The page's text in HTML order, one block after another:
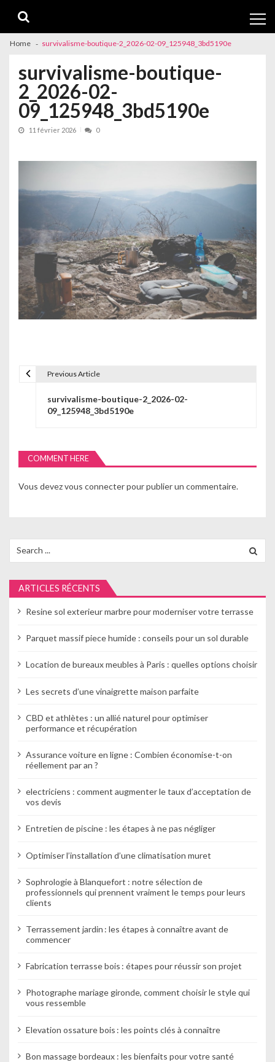
navigation
content
Home survivalisme-boutique-2_2026-02-09_125948_3bd5190e
survivalisme-boutique-
2_2026-02-
09_125948_3bd5190e
11 février 2026 0
i
g
a
i
o
n
d
’
a
r
i
e
Previous Article
survivalisme-boutique-2_2026-02-
09_125948_3bd5190e
COMMENT HERE
Vous devezvous connecterpour publier un commentaire.
for:
ARTICLES RÉCENTS
Resine sol exterieur marbre pour moderniser votre terrasse
Parquet massif piece humide : conseils pour un sol durable
Location de bureaux meubles à Paris : quelles options choisir
Les secrets d’une vinaigrette maison parfaite
CBD et athlètes : un allié naturel pour optimiser
performance et récupération
Assurance voiture en ligne : Combien économise-t-on
réellement par an ?
electriciens : comment augmenter le taux d’acceptation de
vos devis
Entretien de piscine : les étapes à ne pas négliger
Optimiser l’installation d’une climatisation muret
Sophrologie à Blanquefort : notre sélection de
professionnels qui prennent vraiment le temps pour leurs
clients
Terrassement jardin : les étapes à connaître avant de
commencer
Fabrication terrasse bois : étapes pour réussir son projet
Photographe mariage gironde, comment choisir le style qui
vous ressemble
Elevation ossature bois : les points clés à connaître
Bon massage bordeaux : les bienfaits pour votre santé